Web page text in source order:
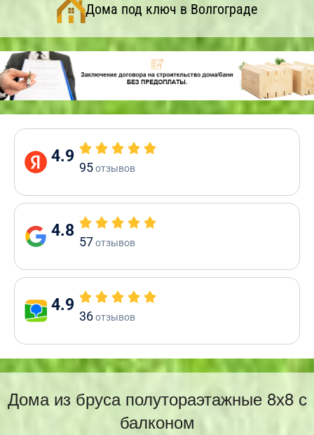
Дома под ключ в Волгограде
4.9
95отзывов
4.8
57отзывов
4.9
36отзывов
Дома из бруса полутораэтажные 8х8 с
балконом